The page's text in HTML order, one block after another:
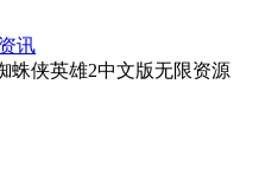
讯
蛛侠英雄2中文版无限资源